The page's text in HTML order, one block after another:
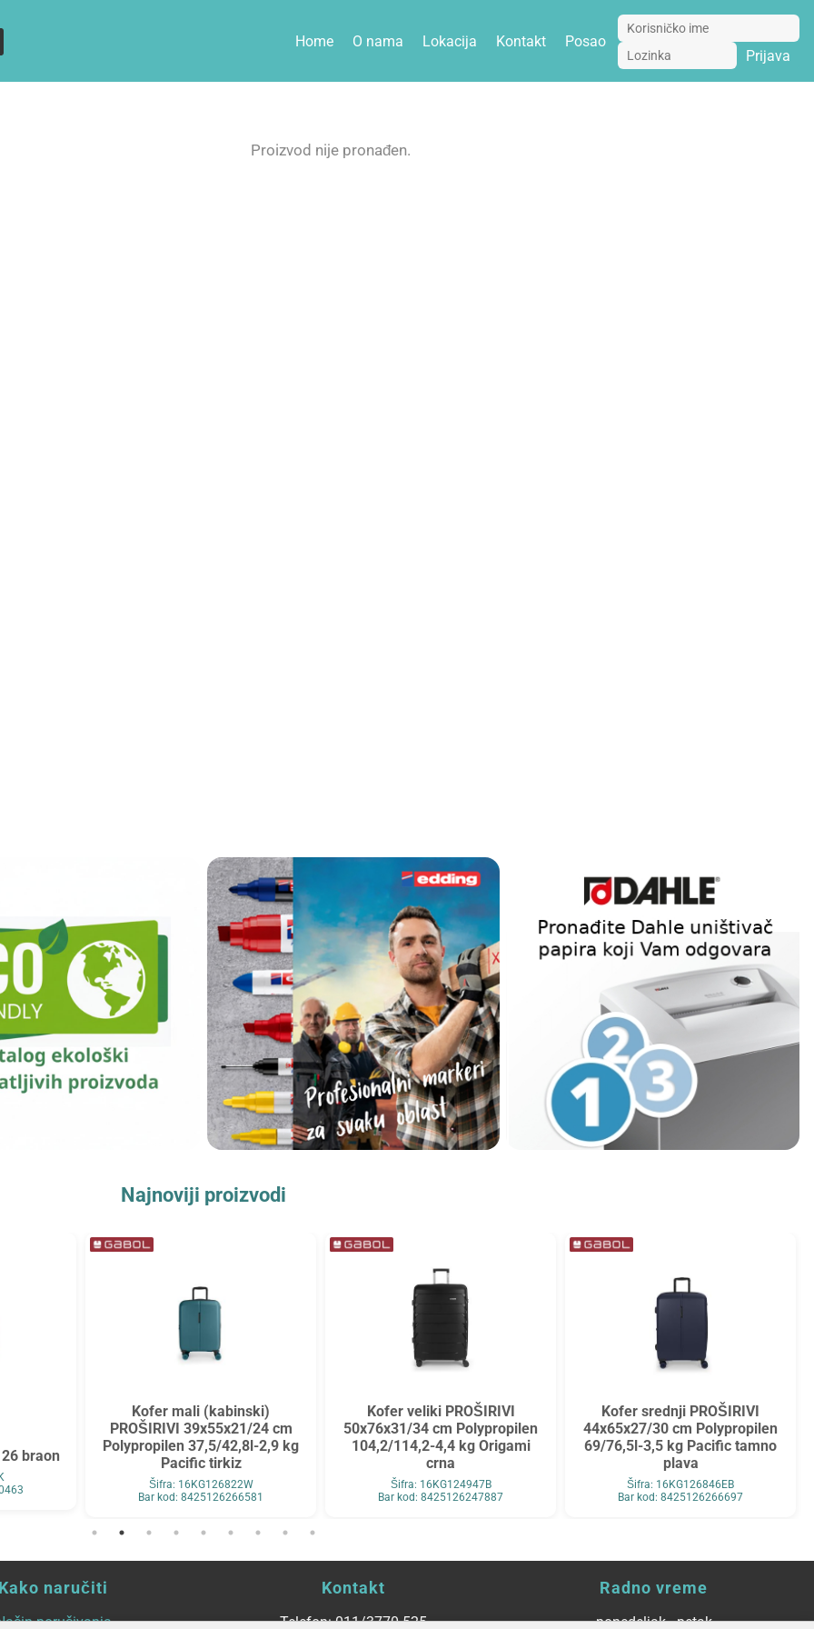
Home O nama Lokacija Kontakt
Posao
Prijava
Proizvod nije pronađen.
Najnoviji proizvodi
braon
Kofer mali (kabinski)
PROŠIRIVI 39x55x21/24 cm
Polypropilen 37,5/42,8l-2,9 kg
Pacific tirkiz
Šifra: 16KG126822W
Bar kod: 8425126266581
Kofer veliki PROŠIRIVI
50x76x31/34 cm Polypropilen
104,2/114,2-4,4 kg Origami
crna
Šifra: 16KG124947B
Bar kod: 8425126247887
Kofer srednji PROŠIRIVI
44x65x27/30 cm Polypropilen
69/76,5l-3,5 kg Pacific tamno
plava
Šifra: 16KG126846EB
Bar kod: 8425126266697
Kako naručiti
poručivanja
Kontakt
Telefon: 011/3770-525
Radno vreme
ponedeljak - petak